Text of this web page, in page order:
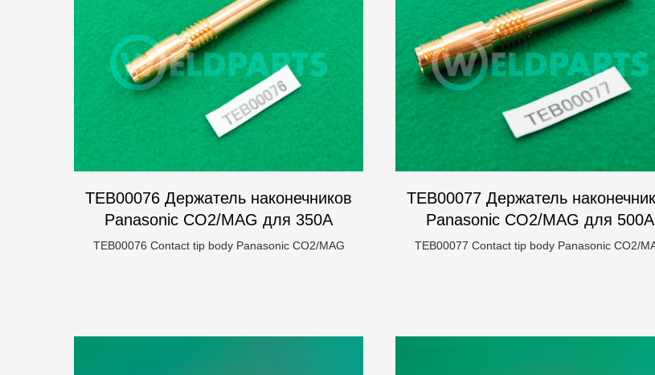
TEB00076 Держатель наконечников
Panasonic CO2/MAG для 350А
TEB00076 Contact tip body Panasonic CO2/MAG
TEB00077 Держатель
Panasonic CO2/MAG для 500А
TEB00077 Contact tip body Panasonic CO2/